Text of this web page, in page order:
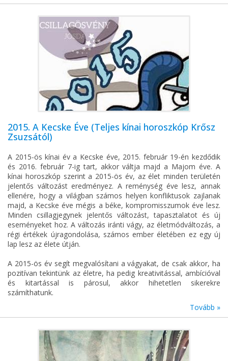
2015. A Kecske Éve (Teljes kínai horoszkóp Krősz
Zsuzsától)
A 2015-ös kínai év a Kecske éve, 2015. február 19-én kezdődik
és 2016. február 7-ig tart, akkor váltja majd a Majom éve. A
kínai horoszkóp szerint a 2015-ös év, az élet minden területén
jelentős változást eredményez. A reménység éve lesz, annak
ellenére, hogy a világban számos helyen konfliktusok zajlanak
majd, a Kecske éve mégis a béke, kompromisszumok éve lesz.
Minden csillagjegynek jelentős változást, tapasztalatot és új
eseményeket hoz. A változás iránti vágy, az életmódváltozás, a
régi értékek újragondolása, számos ember életében ez egy új
lap lesz az élete útján.
A 2015-ös év segít megvalósítani a vágyakat, de csak akkor, ha
pozitívan tekintünk az életre, ha pedig kreativitással, ambícióval
és kitartással is párosul, akkor hihetetlen sikerekre
számíthatunk.
Tovább »